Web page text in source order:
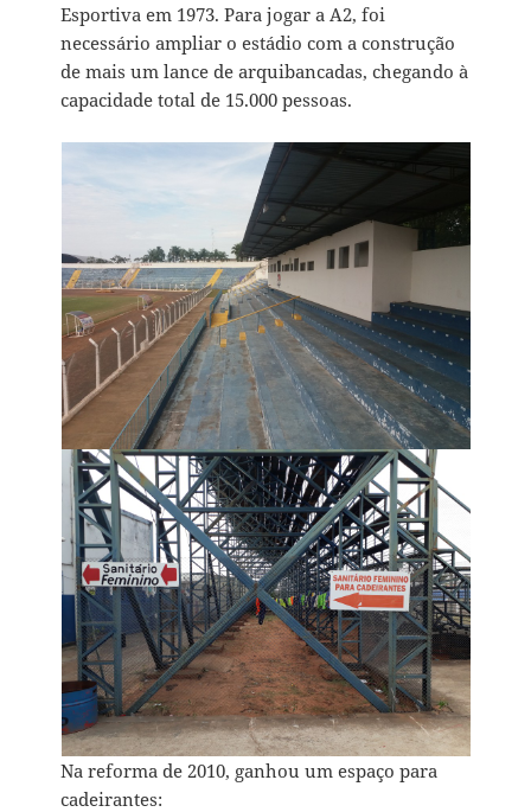
Esportiva em 1973. Para jogar a A2, foi
necessário ampliar o estádio com a construção
de mais um lance de arquibancadas, chegando à
capacidade total de 15.000 pessoas.
Na reforma de 2010, ganhou um espaço para
cadeirantes: